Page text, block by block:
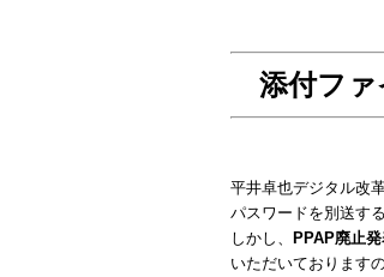
添付フ
平井卓也デジタル改
パスワードを別送す
しかし、
PPAP廃止
いただいております